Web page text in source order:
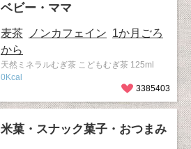
ベビー・ママ
麦茶 ノンカフェイン 1か月ごろ
から
天然ミネラルむぎ茶 こどもむぎ茶 125ml
0Kcal
3385403
米菓・スナック菓子・おつまみ